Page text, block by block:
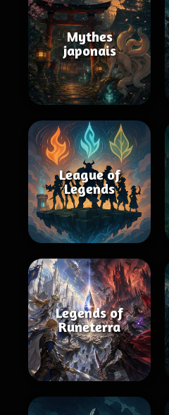
Mythes
japonais
League of
Legends
Legends of
Runeterra